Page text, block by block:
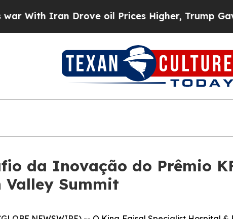
Iran Drove oil Prices Higher, Trump Gave
da Inovação do Prêmio
Summit